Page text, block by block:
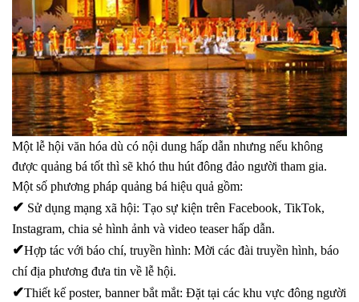
Một lễ hội văn hóa dù có nội dung hấp dẫn nhưng nếu không
được quảng bá tốt thì sẽ khó thu hút đông đảo người tham gia.
Một số phương pháp quảng bá hiệu quả gồm:
✔ Sử dụng mạng xã hội: Tạo sự kiện trên Facebook, TikTok,
Instagram, chia sẻ hình ảnh và video teaser hấp dẫn.
✔Hợp tác với báo chí, truyền hình: Mời các đài truyền hình, báo
chí địa phương đưa tin về lễ hội.
✔Thiết kế poster, banner bắt mắt: Đặt tại các khu vực đông người